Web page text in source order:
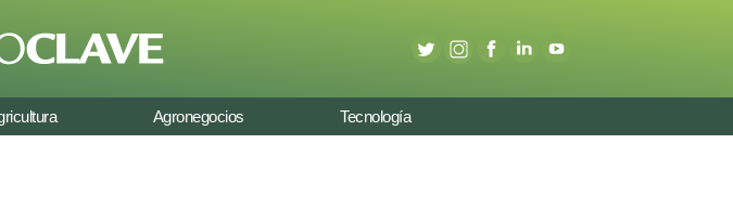
Agronegocios Tecnología